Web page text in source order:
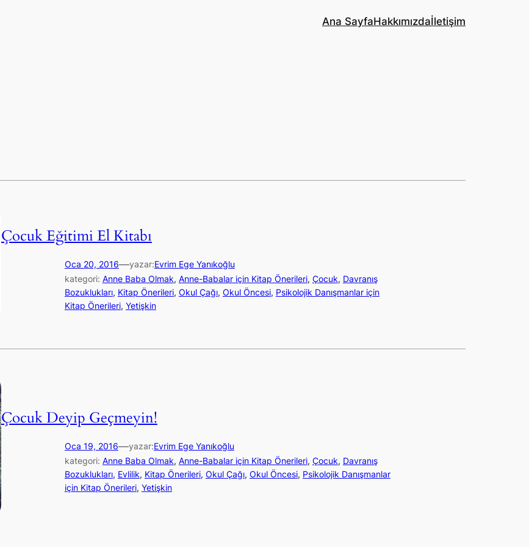
Ana SayfaHakkımızdaİletişim
Çocuk Eğitimi El Kitabı
Oca 20, 2016—yazar:Evrim Ege Yanıkoğlu
kategori: Anne Baba Olmak, Anne-Babalar için Kitap Önerileri, Çocuk, Davranış
Bozuklukları, Kitap Önerileri, Okul Çağı, Okul Öncesi, Psikolojik Danışmanlar için
Kitap Önerileri, Yetişkin
Çocuk Deyip Geçmeyin!
Oca 19, 2016—yazar:Evrim Ege Yanıkoğlu
kategori: Anne Baba Olmak, Anne-Babalar için Kitap Önerileri, Çocuk, Davranış
Bozuklukları, Evlilik, Kitap Önerileri, Okul Çağı, Okul Öncesi, Psikolojik Danışmanlar
için Kitap Önerileri, Yetişkin